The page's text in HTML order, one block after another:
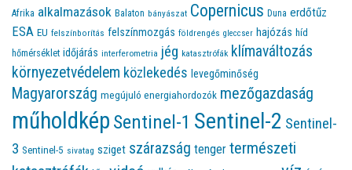
Afrika alkalmazások Balaton bányászat Copernicus Duna erdőtűz
ESA EU felszínborítás felszínmozgás földrengés gleccser hajózás híd
hőmérséklet időjárás interferometria jég katasztrófák klímaváltozás
környezetvédelem közlekedés levegőminőség
Magyarország megújuló energiahordozók mezőgazdaság
műholdkép Sentinel-1 Sentinel-2 Sentinel-
3 Sentinel-5 sivatag sziget szárazság tenger természeti